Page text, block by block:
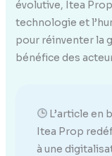
évolutive, Itea
technologie et
pour réinventer la
bénéfice des
L’article en
Itea Prop
à une